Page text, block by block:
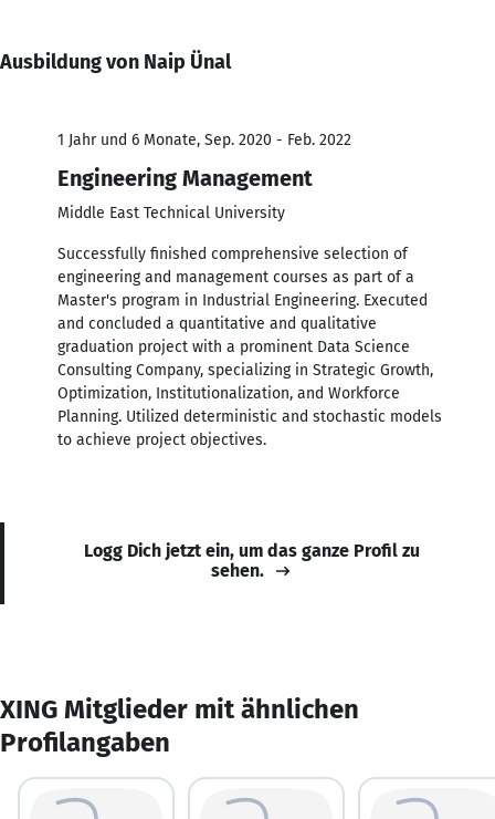
Ausbildung von Naip Ünal
1 Jahr und 6 Monate, Sep. 2020 - Feb. 2022
Engineering Management
Middle East Technical University
Successfully finished comprehensive selection of
engineering and management courses as part of a
Master's program in Industrial Engineering. Executed
and concluded a quantitative and qualitative
graduation project with a prominent Data Science
Consulting Company, specializing in Strategic Growth,
Optimization, Institutionalization, and Workforce
Planning. Utilized deterministic and stochastic models
to achieve project objectives.
Logg Dich jetzt ein, um das ganze Profil zu
sehen.
XING Mitglieder mit ähnlichen
Profilangaben